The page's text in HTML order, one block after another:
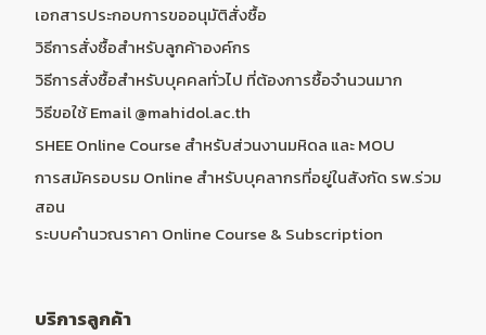
เอกสารประกอบการขออนุมัติสั่งซื้อ
วิธีการสั่งซื้อสำหรับลูกค้าองค์กร
วิธีการสั่งซื้อสำหรับบุคคลทั่วไป ที่ต้องการซื้อจำนวนมาก
วิธีขอใช้ Email @mahidol.ac.th
SHEE Online Course สำหรับส่วนงานมหิดล และ MOU
การสมัครอบรม Online สำหรับบุคลากรที่อยู่ในสังกัด รพ.ร่วม
สอน
ระบบคำนวณราคา Online Course & Subscription
บริการลูกค้า